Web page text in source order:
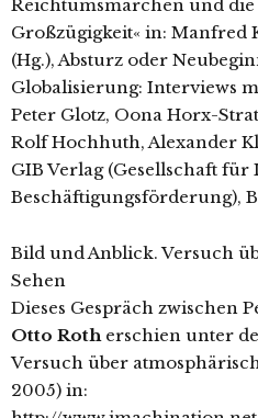
Reichtumsmärchen und
Großzügigkeit« in: Manfred
(Hg.), Absturz oder
Globalisierung: Interviews
Peter Glotz, Oona Horx-
Rolf Hochhuth, Alexander
GIB Verlag (Gesellschaft für
Beschäftigungsförderung),
Bild und Anblick. Versuch
Sehen
Dieses Gespräch zwischen
Otto Rotherschien unter
Versuch über
2005) in: